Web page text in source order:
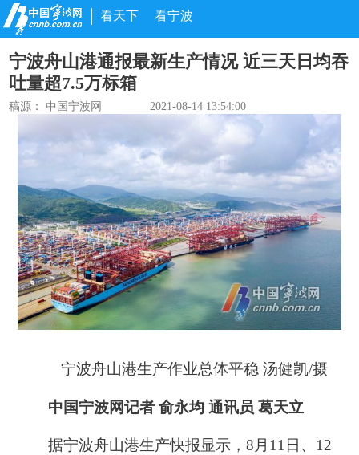
看天下 看宁波
宁波舟山港通报最新生产情况 近三天日均吞
吐量超7.5万标箱
稿源： 中国宁波网 2021-08-14 13:54:00
宁波舟山港生产作业总体平稳 汤健凯/摄
中国宁波网记者 俞永均 通讯员 葛天立
据宁波舟山港生产快报显示，8月11日、12